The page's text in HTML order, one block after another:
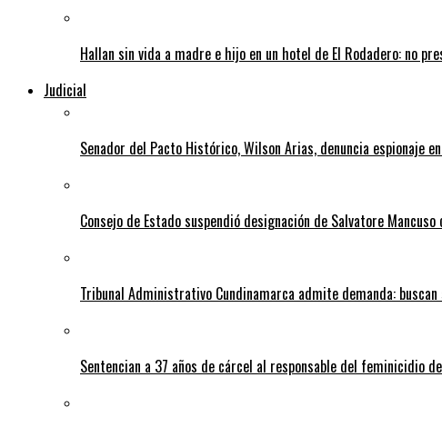
Hallan sin vida a madre e hijo en un hotel de El Rodadero: no
Judicial
Senador del Pacto Histórico, Wilson Arias, denuncia espionaje
Consejo de Estado suspendió designación de Salvatore
Tribunal Administrativo Cundinamarca admite demanda:
Sentencian a 37 años de cárcel al responsable del feminicidio